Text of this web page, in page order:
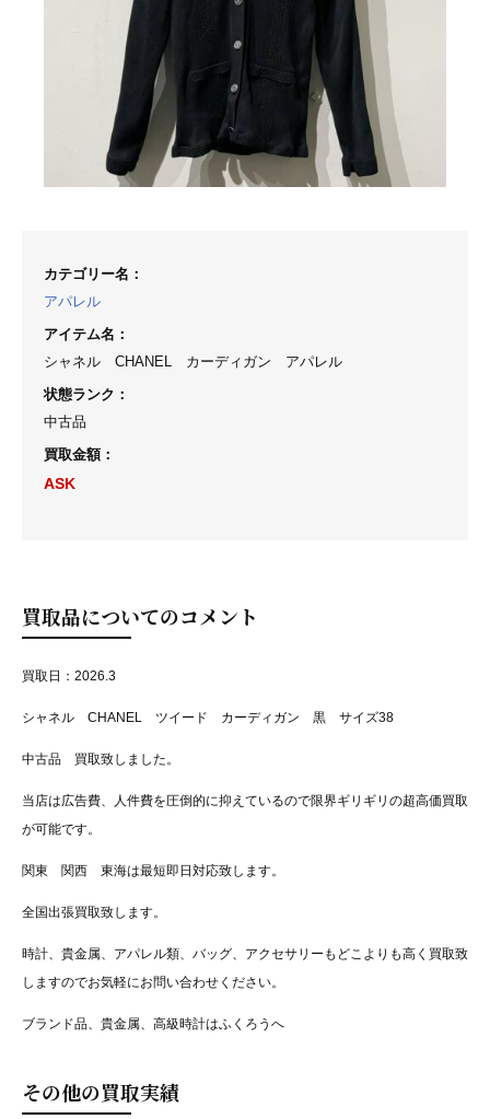
カテゴリー名 ：
アパレル
アイテム名 ：
シャネル CHANEL カーディガン アパレル
状態ランク ：
中古品
買取金額：
ASK
買取品についてのコメント
買取日：2026.3
シャネル CHANEL ツイード カーディガン 黒 サイズ38
中古品 買取致しました。
当店は広告費、人件費を圧倒的に抑えているので限界ギリギリの超高価買取
が可能です。
関東 関西 東海は最短即日対応致します。
全国出張買取致します。
時計、貴金属、アパレル類、バッグ、アクセサリーもどこよりも高く買取致
しますのでお気軽にお問い合わせください。
ブランド品、貴金属、高級時計はふくろうへ
その他の買取実績